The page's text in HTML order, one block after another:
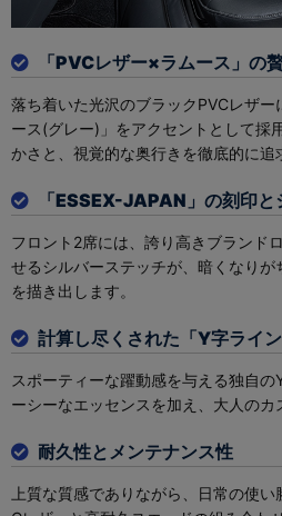
「PVCレザー×ラムース」の
落ち着いた光沢のブラックPVCレザ
ース(グレー)」をアクセントとして採
かさと、視覚的な奥行きを徹底的に追
「ESSEX-JAPAN」の刻印と
フロント2席には、誇り高きブランド
せるシルバーステッチが、暗くなり
を描き出します。
計算し尽くされた「Y字ライ
スポーティーな躍動感を与える独自
ーシーなエッセンスを加え、大人のカ
耐久性とメンテナンス性
上質な質感でありながら、日常の使